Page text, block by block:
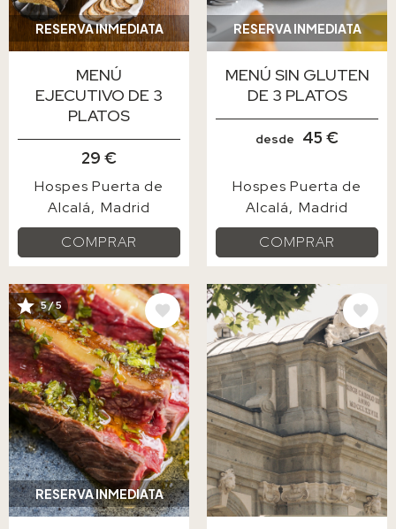
RESERVA INMEDIATA
MENÚ
EJECUTIVO DE 3
PLATOS
29 €
Hospes Puerta de
Alcalá
Madrid
COMPRAR
RESERVA INMEDIATA
MENÚ SIN GLUTEN
DE 3 PLATOS
desde 45 €
Hospes Puerta de
Alcalá
Madrid
COMPRAR
RESERVA INMEDIATA
IMAGE
5 / 5 IMAGE